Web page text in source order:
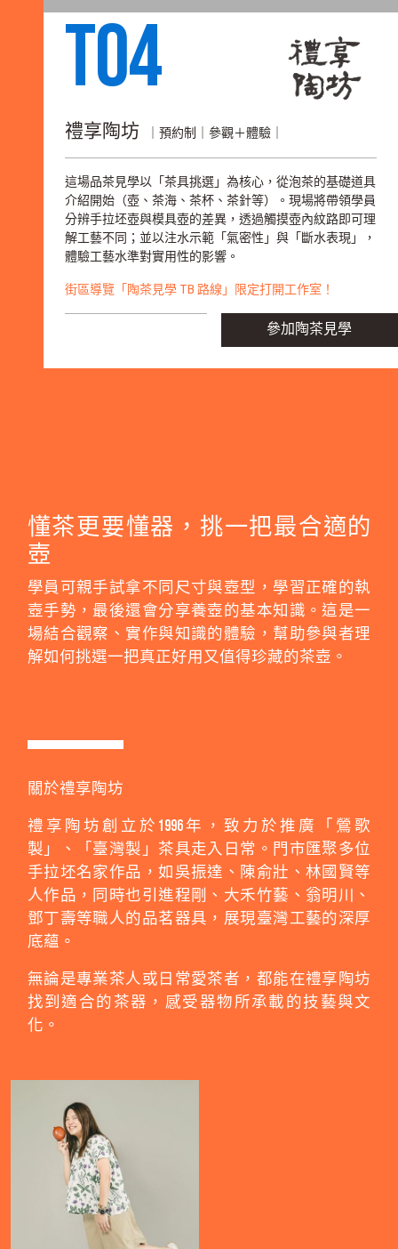
懂茶更要懂器，挑一把最合適的
壺
學員可親手試拿不同尺寸與壺型，學習正確的執
壺手勢，最後還會分享養壺的基本知識。這是一
場結合觀察、實作與知識的體驗，幫助參與者理
解如何挑選一把真正好用又值得珍藏的茶壺。
T04
禮享陶坊 ｜預約制｜參觀＋體驗｜
這場品茶見學以「茶具挑選」為核心，從泡茶的基礎道具
介紹開始（壺、茶海、茶杯、茶針等）。現場將帶領學員
分辨手拉坯壺與模具壺的差異，透過觸摸壺內紋路即可理
解工藝不同；並以注水示範「氣密性」與「斷水表現」，
體驗工藝水準對實用性的影響。
街區導覽「陶茶見學 TB 路線」限定打開工作室！
參加陶茶見學
關於禮享陶坊
禮享陶坊創立於1996年，致力於推廣「鶯歌
製」、「臺灣製」茶具走入日常。門市匯聚多位
手拉坯名家作品，如吳振達、陳俞壯、林國賢等
人作品，同時也引進程剛、大禾竹藝、翁明川、
鄧丁壽等職人的品茗器具，展現臺灣工藝的深厚
底蘊。
無論是專業茶人或日常愛茶者，都能在禮享陶坊
找到適合的茶器，感受器物所承載的技藝與文
化。